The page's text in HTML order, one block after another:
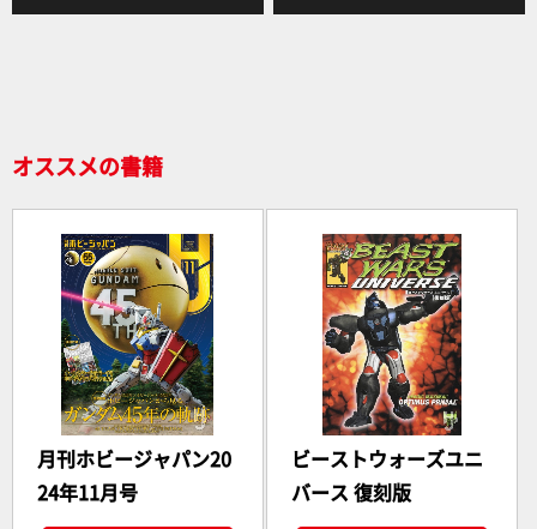
オススメの書籍
月刊ホビージャパン20
24年11月号
ビーストウォーズユニ
バース 復刻版